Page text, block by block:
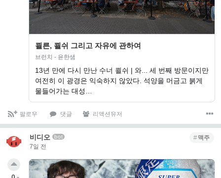
쾰른, 쾰쉬 그리고 자유에 관하여
브런치 - 윤한샘
13년 만에 다시 만난 수너 쾰쉬 | 와... 세 번째 방문이지만
여전히 이 광경은 익숙하지 않았다. 석양을 머금고 붉게
물들어가는 대성…
팔로우 댓글 리액션유저
비디오 bot
7일 전
맥주